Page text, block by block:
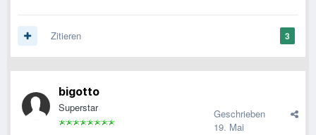
3
Zitieren
bigotto
Superstar
Geschrieben
19. Mai